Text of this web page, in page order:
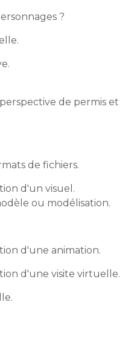
?
de permis et
de fichiers.
d'un visuel.
ou modélisation.
d'une animation.
d'une visite virtuelle.